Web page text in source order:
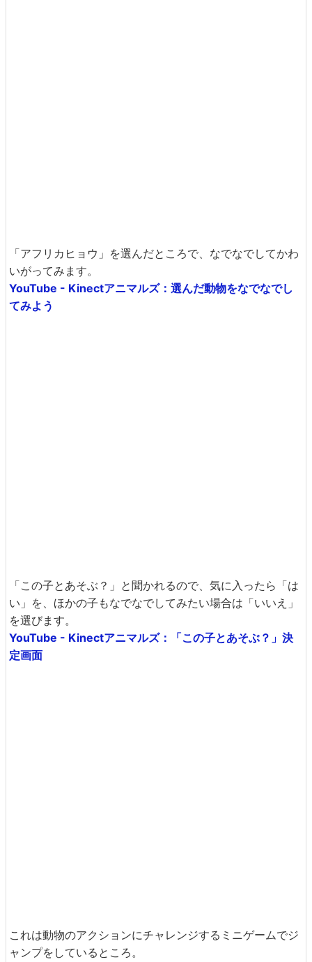
「アフリカヒョウ」を選んだところで、なでなでしてかわ
いがってみます。
YouTube - Kinectアニマルズ：選んだ動物をなでなでし
てみよう
「この子とあそぶ？」と聞かれるので、気に入ったら「は
い」を、ほかの子もなでなでしてみたい場合は「いいえ」
を選びます。
YouTube - Kinectアニマルズ：「この子とあそぶ？」決
定画面
これは動物のアクションにチャレンジするミニゲームでジ
ャンプをしているところ。